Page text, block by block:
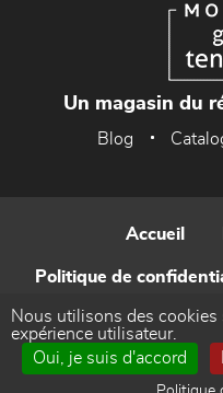
Un magasin du
Blog
Accueil
Politique de
Réalisé
Nous utilisons des cookies
expérience utilisateur.
Oui, je suis d'accord